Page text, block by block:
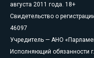
августа 2011 года. 18+
Свидетельство о
46097
Учредитель — АНО
Исполняющий обязанности